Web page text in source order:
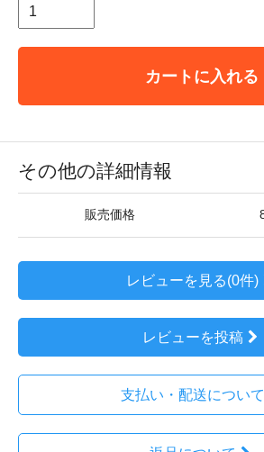
カートに入れる
その他の詳細情報
販売価格
レビューを見る(0件)
レビューを投稿
支払い・配送について